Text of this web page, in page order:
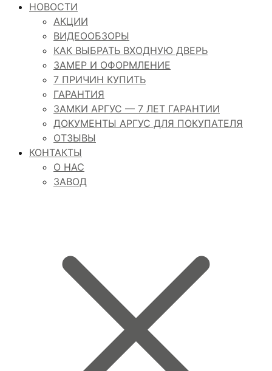
НОВОСТИ
АКЦИИ
ВИДЕООБЗОРЫ
КАК ВЫБРАТЬ ВХОДНУЮ ДВЕРЬ
ЗАМЕР И ОФОРМЛЕНИЕ
7 ПРИЧИН КУПИТЬ
ГАРАНТИЯ
ЗАМКИ АРГУС — 7 ЛЕТ ГАРАНТИИ
ДОКУМЕНТЫ АРГУС ДЛЯ ПОКУПАТЕЛЯ
ОТЗЫВЫ
КОНТАКТЫ
О НАС
ЗАВОД